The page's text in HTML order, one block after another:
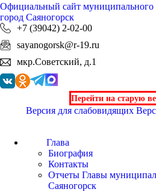
Официальный сайт муниципального
город Саяногорск
+7 (39042) 2-02-00
sayanogorsk@r-19.ru
мкр.Советский, д.1
Перейти на старую
Версия для слабовидящих
Глава
Биография
Контакты
Отчеты Главы
Саяногорск